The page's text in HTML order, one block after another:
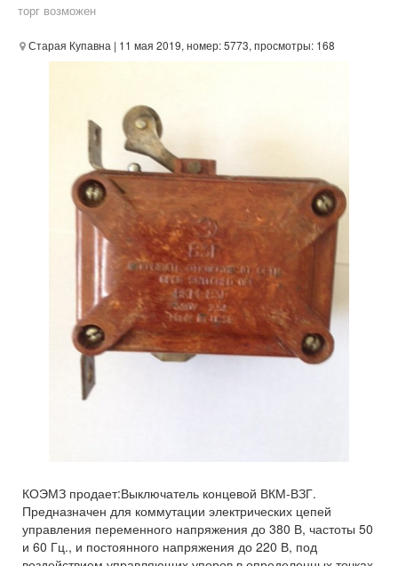
торг возможен
Старая Купавна | 11 мая 2019, номер: 5773, просмотры: 168
КОЭМЗ продает:Выключатель концевой ВКМ-ВЗГ.
Предназначен для коммутации электрических цепей
управления переменного напряжения до 380 В, частоты 50
и 60 Гц., и постоянного напряжения до 220 В, под